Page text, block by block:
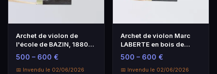
Archet de violon de
l'école de BAZIN, 1880-
1980, qualité artisanale
500 – 600 €
📅 Invendu le 02/06/2026
Archet de violon Marc
LABERTE en bois de
pernambouc - Époque
20ème
500 – 600 €
📅 Invendu le 02/06/2026